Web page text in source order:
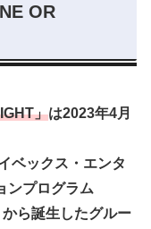
OR
」は2023年4月
ベックス・エンタ
ンプログラム
ら誕生したグルー